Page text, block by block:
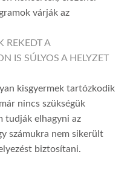
várják az
REKEDT A
IS SÚLYOS A HELYZET
kisgyermek tartózkodik
nincs szükségük
tudják elhagyni az
számukra nem sikerült
biztosítani.